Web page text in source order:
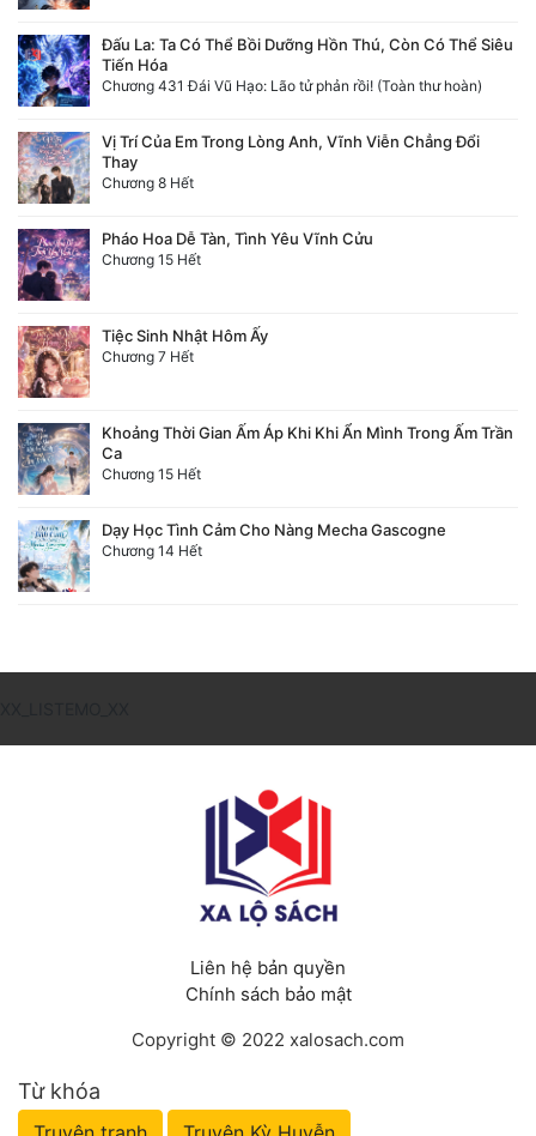
Đấu La: Ta Có Thể Bồi Dưỡng Hồn Thú, Còn Có Thể Siêu
Tiến Hóa
Chương 431 Đái Vũ Hạo: Lão tử phản rồi! (Toàn thư hoàn)
Vị Trí Của Em Trong Lòng Anh, Vĩnh Viễn Chẳng Đổi
Thay
Chương 8 Hết
Pháo Hoa Dễ Tàn, Tình Yêu Vĩnh Cửu
Chương 15 Hết
Tiệc Sinh Nhật Hôm Ấy
Chương 7 Hết
Khoảng Thời Gian Ấm Áp Khi Khi Ẩn Mình Trong Ấm Trần
Ca
Chương 15 Hết
Dạy Học Tình Cảm Cho Nàng Mecha Gascogne
Chương 14 Hết
Liên hệ bản quyền
Chính sách bảo mật
Copyright © 2022 xalosach.com
Từ khóa